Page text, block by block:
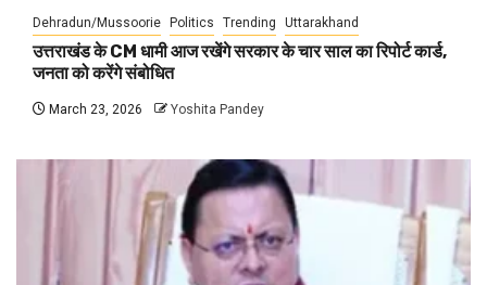
Dehradun/Mussoorie Politics Trending Uttarakhand
उत्तराखंड के CM धामी आज रखेंगे सरकार के चार साल का रिपोर्ट कार्ड,
जनता को करेंगे संबोधित
March 23, 2026 Yoshita Pandey